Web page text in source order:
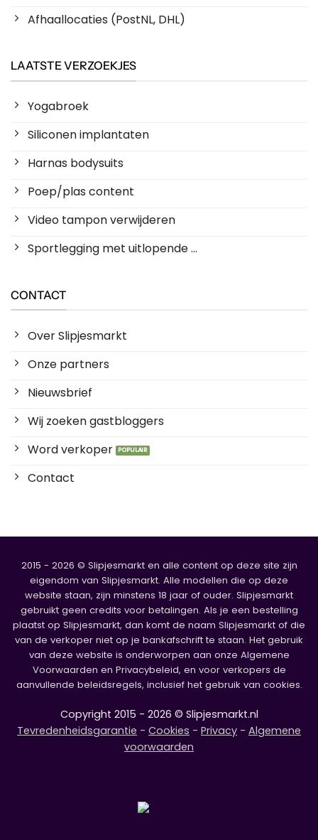
Afhaallocaties (PostNL, DHL)
LAATSTE VERZOEKJES
Yogabroek
Siliconen implantaten
Harnas bodysuits
Poep/plas content
Video tampon verwijderen
Sportlegging met uitlopende ...
CONTACT
Over Slipjesmarkt
Onze partners
Nieuwsbrief
Wij zoeken gastbloggers
Word verkoper
Contact
2015 - 2026 © Slipjesmarkt en alle content op deze site zijn
eigendom van Slipjesmarkt. Alle modellen die op deze
website staan, zijn minstens 18 jaar of ouder. Slipjesmarkt
gebruikt geen credits voor betalingen. Als je een bestelling
plaatst op Slipjesmarkt, dan komt de naam Slipjesmarkt of die
van de verkoper niet op je bankafschrift te staan. Het gebruik
van deze website is onderworpen aan onze Algemene
Voorwaarden en Privacybeleid, en voor verkopers de
aanvullende beleidsregels, inclusief het gebruik van cookies.
Copyright 2015 - 2026 © Slipjesmarkt.nl
Tevredenheidsgarantie - Cookies - Privacy - Algemene
voorwaarden